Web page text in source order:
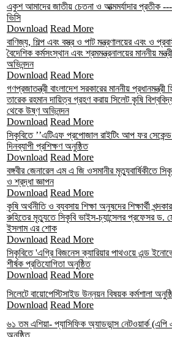
একুশ আমাদের জাতীয় চেতনা ও আত্মমর্যাদার প্রতীক
ভিসি
Download Read More
বাণিজ্য, শিল্প এবং বস্ত্র ও পাট মন্ত্রণালয়ের এবং ও
বৈদেশিক কর্মসংস্থান এবং শ্রমমন্ত্রনালয়ের মাননীয়
অভিনন্দন
Download Read More
গণপ্রজাতন্ত্রী বাংলাদেশ সরকারের মাননীয় প্রধানমন্ত্রী
তারেক রহমান দায়িত্ব গ্রহণ করায় সিলেট কৃষি
থেকে উষ্ণ অভিনন্দন
Download Read More
সিকৃবিতে ’’এটিএফ প্রপোজাল রাইটিং আপ ফর সেকেন্ড
দিনব্যাপী প্রশিক্ষণ অনুষ্ঠিত
Download Read More
বঙ্গবীর জেনারেল এম এ জি ওসমানীর মৃত্যুবার্ষিকীতে
ও শ্রদ্ধা জ্ঞাপন
Download Read More
কৃষি অর্থনীতি ও ব্যবসায় শিক্ষা অনুষদের শিক্ষার্থী
রুহিতের মৃত্যুতে সিকৃবি ভাইস-চ্যান্সেলর প্রফেসর ড.
ইসলাম এর শোক
Download Read More
সিকৃবিতে 'এগ্রি বিজনেস ক্যারিয়ার পাথওয়ে এন্ড
শীর্ষক প্রতিযোগিতা অনুষ্ঠিত
Download Read More
সিলেটে বায়োপেস্টিসাইড উন্নয়ন বিষয়ক কর্মশালা
Download Read More
৬১ তম এশিয়া- প্যাসিফিক অ্যাডভান্স নেটওয়ার্ক
অনুষ্ঠিত